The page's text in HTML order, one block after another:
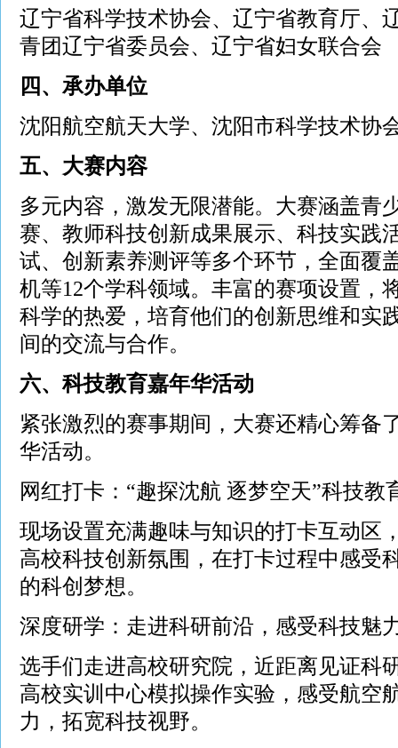
辽宁省科学技术协会、辽宁省教育厅、
青团辽宁省委员会、辽宁省妇女联合会
四、承办单位
沈阳航空航天大学、沈阳市科学技术协
五、大赛内容
多元内容，激发无限潜能。大赛涵盖青
赛、教师科技创新成果展示、科技实践
试、创新素养测评等多个环节，全面覆
机等12个学科领域。丰富的赛项设置，
科学的热爱，培育他们的创新思维和实
间的交流与合作。
六、科技教育嘉年华活动
紧张激烈的赛事期间，大赛还精心筹备
华活动。
网红打卡：“趣探沈航 逐梦空天”科技教
现场设置充满趣味与知识的打卡互动区
高校科技创新氛围，在打卡过程中感受
的科创梦想。
深度研学：走进科研前沿，感受科技魅
选手们走进高校研究院，近距离见证科
高校实训中心模拟操作实验，感受航空
力，拓宽科技视野。